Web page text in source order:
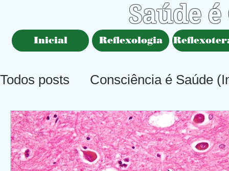
Saúde
Inicial Reflexologia
Todos posts Consciência é Saúde
Saúde é Consciência (Principal)